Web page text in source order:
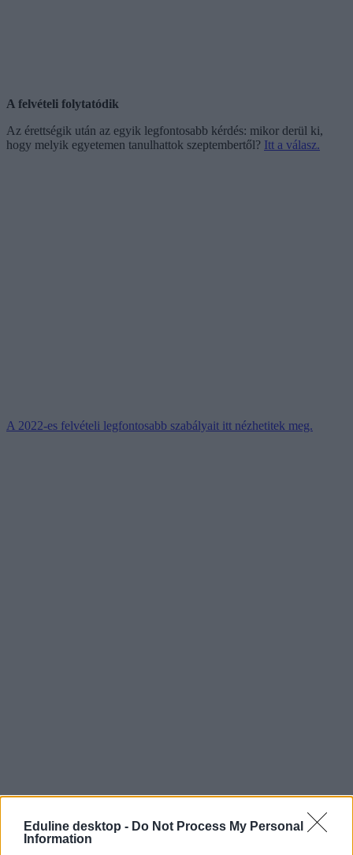
Eduline desktop - Do Not Process My Personal
Information
A felvételi folytatódik
Az érettségik után az egyik legfontosabb kérdés: mikor derül ki,
hogy melyik egyetemen tanulhattok szeptembertől? Itt a válasz.
A 2022-es felvételi legfontosabb szabályait itt nézhetitek meg.